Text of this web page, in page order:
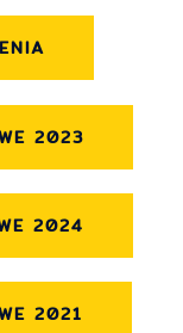
2023
2024
2021